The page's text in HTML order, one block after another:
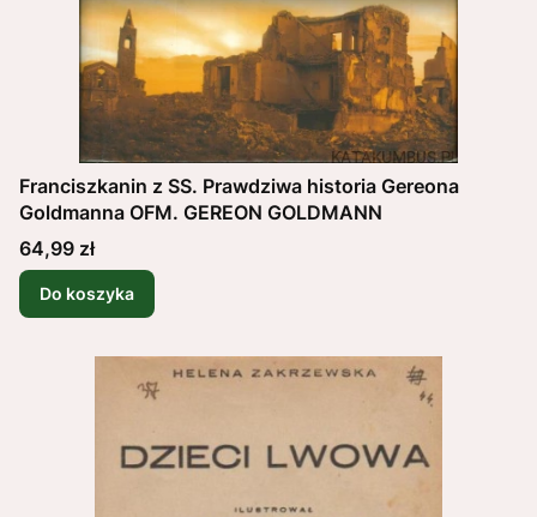
Franciszkanin z SS. Prawdziwa historia Gereona
Goldmanna OFM. GEREON GOLDMANN
Cena
64,99 zł
Do koszyka